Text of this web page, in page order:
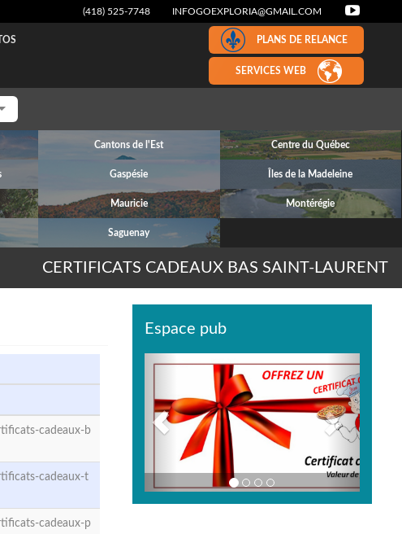
(418) 525-7748 INFOGOEXPLORIA@GMAIL.COM
PLANS DE RELANCE
SERVICES WEB
Cantons de l'Est Centre du Québec
Gaspésie Îles de la Madeleine
Mauricie Montérégie
Saguenay
CERTIFICATS CADEAUX BAS SAINT-LAURENT
cadeaux-b
cadeaux-t
cadeaux-p
Espace pub
Previous
Next